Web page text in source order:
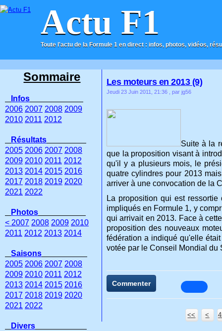
Actu F1
Toute l'actu de la Formule 1 en direct : infos, photos, vidéos,
ACCUEIL CONTACT
Les moteurs en 2013 (9)
Jeudi 23 Juin 2011, 21:36 , par jg56
Suite à la
que la proposition visant à
qu'il y a plusieurs mois, le
quatre cylindres pour 2013
arriver à une convocation de la
La proposition qui est
impliqués en Formule 1, y
qui arrivait en 2013. Face à
proposition des nouveaux
fédération a indiqué qu'elle
votée par le Conseil Mondial du
Commenter
<< <
Sommaire
Infos
2006 2007 2008 2009
2010 2011 2012
Résultats
2005 2006 2007 2008
2009 2010 2011 2012
2013 2014 2015 2016
2017 2018 2019 2020
2021 2022
Photos
< 2007 2008 2009 2010
2011 2012 2013 2014
Saisons
2005 2006 2007 2008
2009 2010 2011 2012
2013 2014 2015 2016
2017 2018 2019 2020
2021 2022
Divers